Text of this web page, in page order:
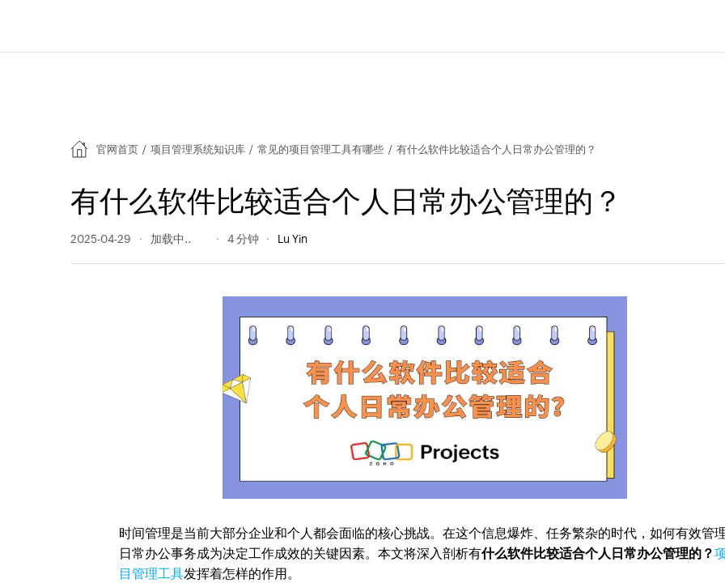
官网首页 / 项目管理系统知识库 / 常见的项目管理工具有哪些 / 有什么软件比较适合个人日常办公管理的？
有什么软件比较适合个人日常办公管理的？
2025-04-29 200 阅读量 4 分钟 Lu Yin
时间管理是当前大部分企业和个人都会面临的核心挑战。在这个信息爆炸、任务繁杂的时代，如何有效管
日常办公事务成为决定工作成效的关键因素。本文将深入剖析有什么软件比较适合个人日常办公管理的？
目管理工具发挥着怎样的作用。